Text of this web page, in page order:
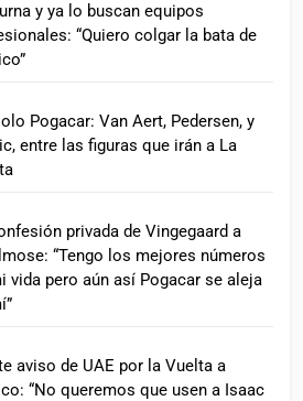
y ya lo buscan equipos
“Quiero colgar la bata de
Pogacar: Van Aert, Pedersen, y
entre las figuras que irán a La
privada de Vingegaard a
“Tengo los mejores números
vida pero aún así Pogacar se aleja
aviso de UAE por la Vuelta a
“No queremos que usen a Isaac